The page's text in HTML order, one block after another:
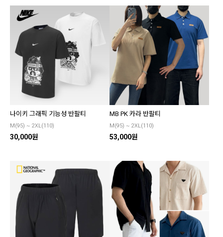
나이키 그래픽 기능성 반팔티
M(95) ~ 2XL(110)
30,000원
MB PK 카라 반팔티
M(95) ~ 2XL(110)
53,000원